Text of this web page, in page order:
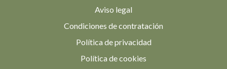
Aviso legal
Condiciones de contratación
Política de privacidad
Política de cookies